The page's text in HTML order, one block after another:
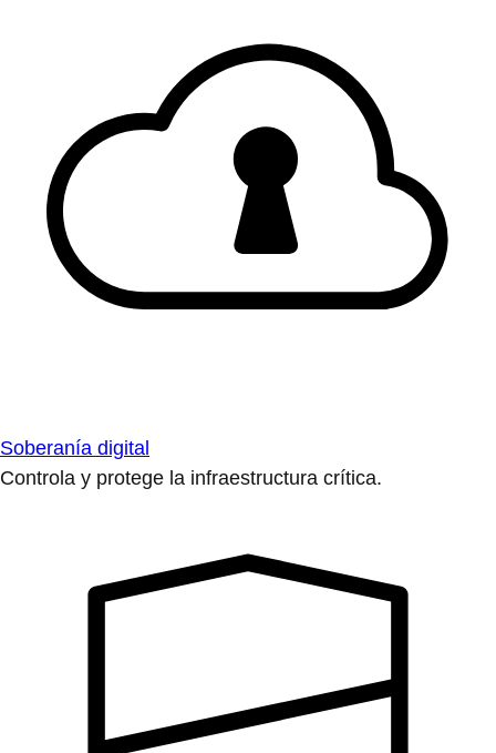
Soberanía digital
Controla y protege la infraestructura crítica.